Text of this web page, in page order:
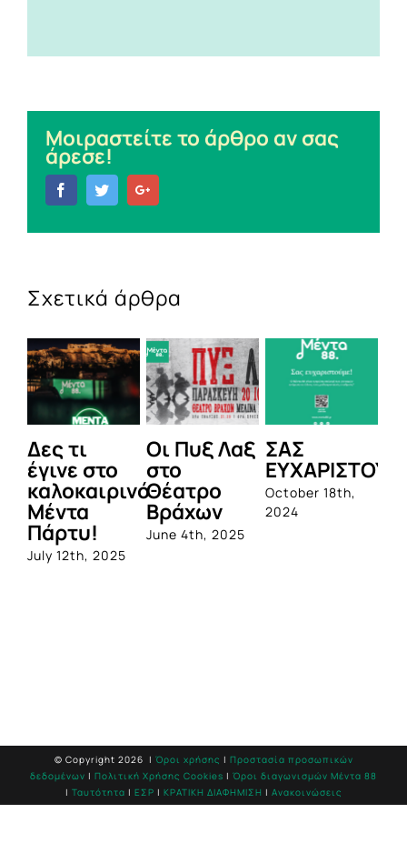
Μοιραστείτε το άρθρο αν σας
άρεσε!
FacebookTwitter
Σχετικά άρθρα
Δες τι
έγινε στο
καλοκαιρινό
Μέντα
Πάρτυ!
July 12th, 2025
Οι Πυξ Λαξ
στο
Θέατρο
Βράχων
June 4th, 2025
ΣΑΣ
October 18th,
2024
© Copyright 2026 | Όροι χρήσης | Προστασία προσωπικών
δεδομένων | Πολιτική Χρήσης Cookies | Όροι διαγωνισμών Mέντα 88
| Ταυτότητα | ΕΣΡ | ΚΡΑΤΙΚΗ ΔΙΑΦΗΜΙΣΗ | Ανακοινώσεις